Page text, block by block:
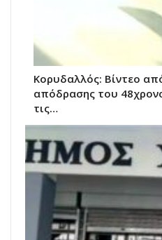
Κορυδαλλός: Βίντεο
απόδρασης του
τις…